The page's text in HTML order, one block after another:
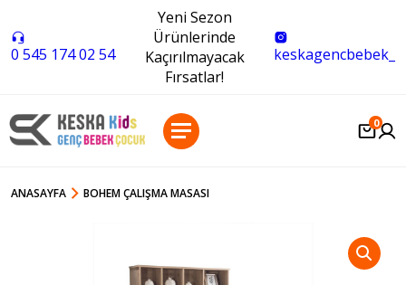
0 545 174 02 54
Yeni Sezon
Ürünlerinde
Kaçırılmayacak
Fırsatlar!
keskagencbebek_
0
ANASAYFA BOHEM ÇALIŞMA MASASI